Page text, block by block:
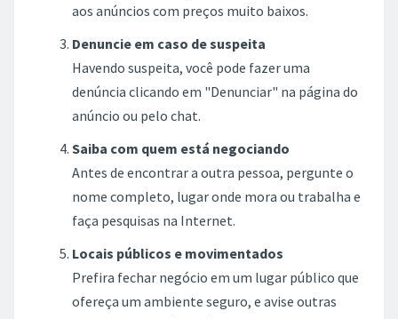
aos anúncios com preços muito baixos.
Denuncie em caso de suspeita
Havendo suspeita, você pode fazer uma
denúncia clicando em "Denunciar" na página do
anúncio ou pelo chat.
Saiba com quem está negociando
Antes de encontrar a outra pessoa, pergunte o
nome completo, lugar onde mora ou trabalha e
faça pesquisas na Internet.
Locais públicos e movimentados
Prefira fechar negócio em um lugar público que
ofereça um ambiente seguro, e avise outras